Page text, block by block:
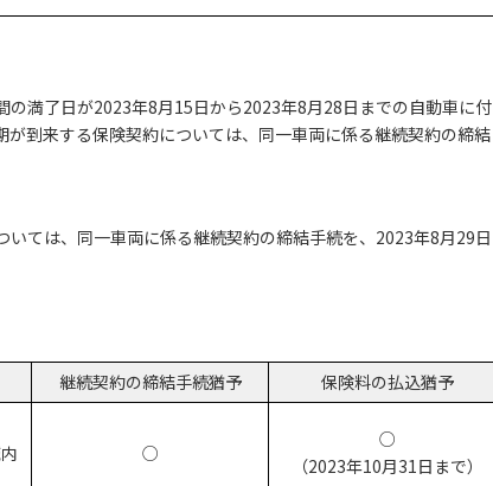
満了日が2023年8月15日から2023年8月28日までの自動車に付
到来する保険契約については、同一車両に係る継続契約の締結
ては、同一車両に係る継続契約の締結手続を、2023年8月29日
継続契約の締結手続猶予
保険料の払込猶予
○
○
（2023年10月31日まで）